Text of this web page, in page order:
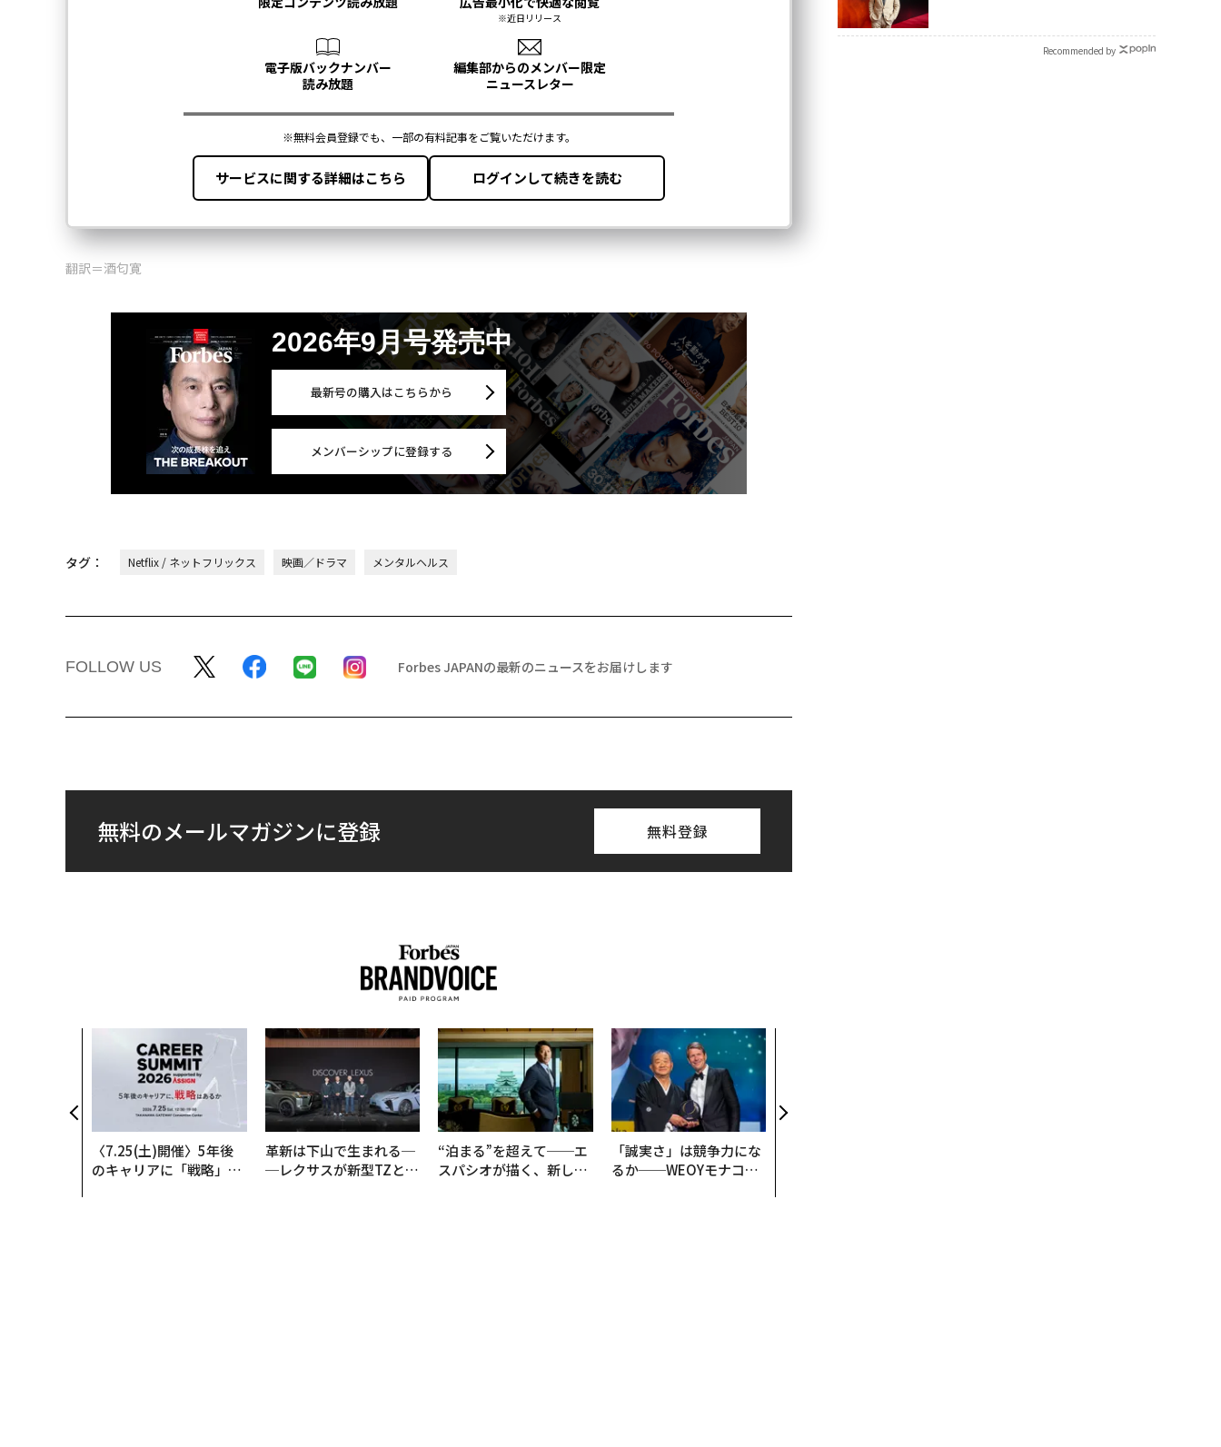
翻訳＝酒匂寛
2026年9月号発売中
最新号の購入はこちらから
メンバーシップに登録する
タグ： Netflix / ネットフリックス 映画／ドラマ メンタルヘルス
FOLLOW US Forbes JAPANの最新のニュースをお届けします
無料のメールマガジンに登録 無料登録
〈7.25(土)開催〉5年後
のキャリアに「戦略」は
革新は下山で生まれる─
─レクサスが新型TZとE
“泊まる”を超えて──エ
スパシオが描く、新しい
「誠実さ」は競争力にな
るか──WEOYモナコで
「挑戦者の明日」
Recommended by